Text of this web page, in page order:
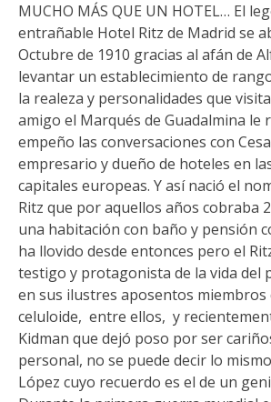
MUCHO MÁS QUE UN HOTEL… El
entrañable Hotel Ritz de Madrid se
Octubre de 1910 gracias al afán de
levantar un establecimiento de
la realeza y personalidades que
amigo el Marqués de Guadalmina le
empeño las conversaciones con
empresario y dueño de hoteles en
capitales europeas. Y así nació el
Ritz que por aquellos años cobraba
una habitación con baño y pensión
ha llovido desde entonces pero el
testigo y protagonista de la vida del
en sus ilustres aposentos miembros
celuloide, entre ellos, y
Kidman que dejó poso por ser
personal, no se puede decir lo
López cuyo recuerdo es el de un